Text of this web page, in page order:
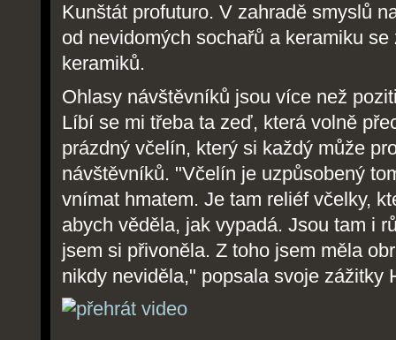
Kunštát profuturo. V zahradě smyslů
od nevidomých sochařů a keramiku
keramiků.
Ohlasy návštěvníků jsou více než
Líbí se mi třeba ta zeď, která volně
prázdný včelín, který si každý může
návštěvníků. "Včelín je uzpůsobený
vnímat hmatem. Je tam reliéf včelky,
abych věděla, jak vypadá. Jsou tam i
jsem si přivoněla. Z toho jsem měla
nikdy neviděla," popsala svoje zážitky